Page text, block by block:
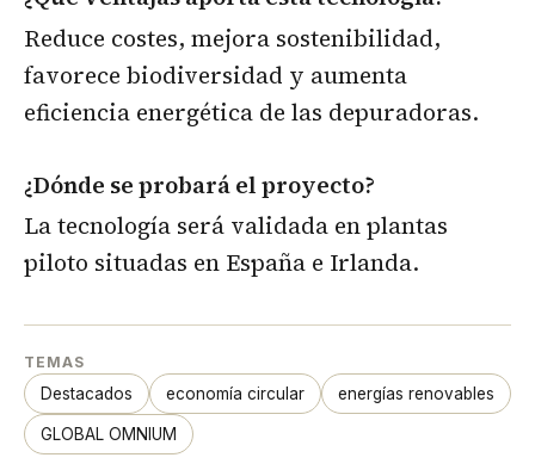
Reduce costes, mejora sostenibilidad,
favorece biodiversidad y aumenta
eficiencia energética de las depuradoras.
¿Dónde se probará el proyecto?
La tecnología será validada en plantas
piloto situadas en España e Irlanda.
TEMAS
Destacados economía circular energías renovables
GLOBAL OMNIUM